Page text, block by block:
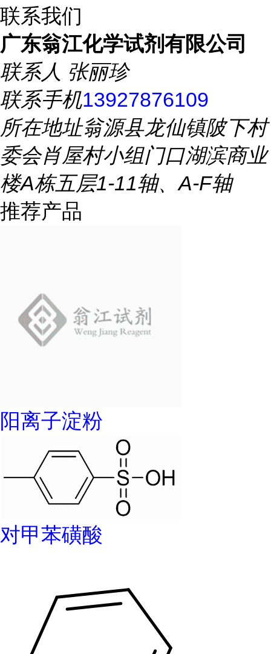
联系我们
广东翁江化学试剂有限公司
联系人 张丽珍
联系手机13927876109
所在地址翁源县龙仙镇陂下村
委会肖屋村小组门口湖滨商业
楼A栋五层1-11轴、A-F轴
推荐产品
阳离子淀粉
对甲苯磺酸